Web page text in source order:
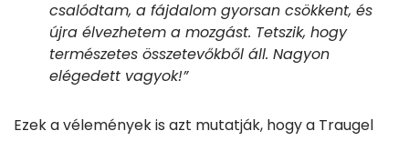
csalódtam, a fájdalom gyorsan csökkent, és
újra élvezhetem a mozgást. Tetszik, hogy
természetes összetevőkből áll. Nagyon
elégedett vagyok!”
Ezek a vélemények is azt mutatják, hogy a Traugel